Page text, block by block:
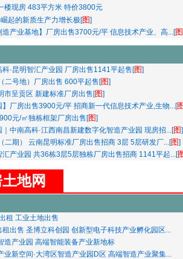
楼现房 483平方米 特价3800元
起的新质生产力增长极[图]
造产业基地】厂房出售3700元/平 信息技术产业、高...[图
·昆明智汇产业园 厂房出售1141平起售[图]
二号地）厂房出售 600平起售[图]
市呈贡区 新建标准厂房出售[图]
】厂房出售3900元/平 招商新一代信息技术产业,生物...[
元/㎡独栋框架厂房出售[图]
中南高科·江西南昌新建数字化智造产业园 现房招...[图]
二期） 云南昆明标准厂房出售招商 3层 5层研发厂...[图]
产业园 共36栋3层5层独栋厂房出售招商 1141平起...[
地网
租 工业土地出售
出售 圣博立科创园 创新型电子科技产业孵化园区...
造产业园 高端智能装备产业新地标
业新空间·大湾区智造产业园D区 高端智造产业聚集...